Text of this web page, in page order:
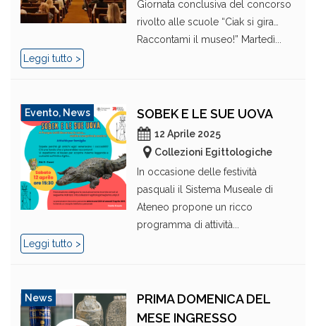
Giornata conclusiva del concorso
rivolto alle scuole “Ciak si gira…
Raccontami il museo!” Martedì...
Leggi tutto >
Evento, News SOBEK E LE SUE UOVA
12 Aprile 2025
Collezioni Egittologiche
In occasione delle festività
pasquali il Sistema Museale di
Ateneo propone un ricco
programma di attività...
Leggi tutto >
News
PRIMA DOMENICA DEL
MESE INGRESSO